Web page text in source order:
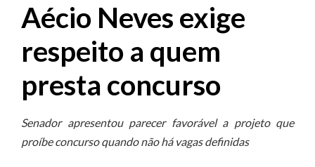
Aécio Neves exige
respeito a quem
presta concurso
Senador apresentou parecer favorável a projeto que
proíbe concurso quando não há vagas definidas